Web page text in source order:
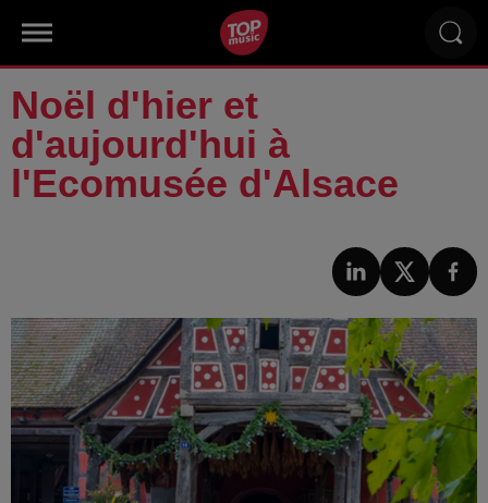
Noël d'hier et
d'aujourd'hui à
l'Ecomusée d'Alsace